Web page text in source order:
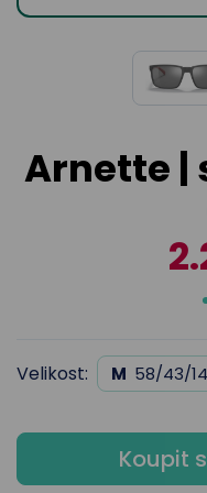
Arnette |
Velikost: M 58/43/
Koupit